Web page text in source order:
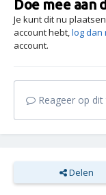
Doe mee aan
Je kunt dit nu
account hebt,log dan
account.
Reageer op
Delen